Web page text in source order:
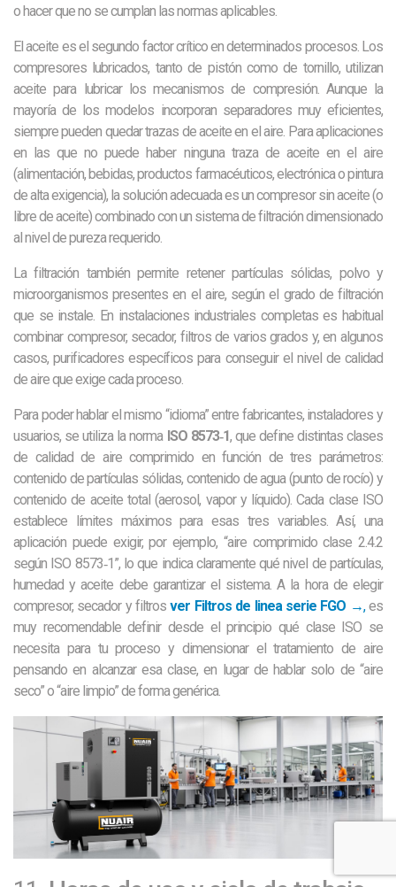
o hacer que no se cumplan las normas aplicables.
El aceite es el segundo factor crítico en determinados procesos. Los
compresores lubricados, tanto de pistón como de tornillo, utilizan
aceite para lubricar los mecanismos de compresión. Aunque la
mayoría de los modelos incorporan separadores muy eficientes,
siempre pueden quedar trazas de aceite en el aire. Para aplicaciones
en las que no puede haber ninguna traza de aceite en el aire
(alimentación, bebidas, productos farmacéuticos, electrónica o pintura
de alta exigencia), la solución adecuada es un compresor sin aceite (o
libre de aceite) combinado con un sistema de filtración dimensionado
al nivel de pureza requerido.
La filtración también permite retener partículas sólidas, polvo y
microorganismos presentes en el aire, según el grado de filtración
que se instale. En instalaciones industriales completas es habitual
combinar compresor, secador, filtros de varios grados y, en algunos
casos, purificadores específicos para conseguir el nivel de calidad
de aire que exige cada proceso.
Para poder hablar el mismo “idioma” entre fabricantes, instaladores y
usuarios, se utiliza la norma ISO 8573‑1, que define distintas clases
de calidad de aire comprimido en función de tres parámetros:
contenido de partículas sólidas, contenido de agua (punto de rocío) y
contenido de aceite total (aerosol, vapor y líquido). Cada clase ISO
establece límites máximos para esas tres variables. Así, una
aplicación puede exigir, por ejemplo, “aire comprimido clase 2.4.2
según ISO 8573‑1”, lo que indica claramente qué nivel de partículas,
humedad y aceite debe garantizar el sistema. A la hora de elegir
compresor, secador y filtrosver Filtros de linea serie FGO →,es
muy recomendable definir desde el principio qué clase ISO se
necesita para tu proceso y dimensionar el tratamiento de aire
pensando en alcanzar esa clase, en lugar de hablar solo de “aire
seco” o “aire limpio” de forma genérica.